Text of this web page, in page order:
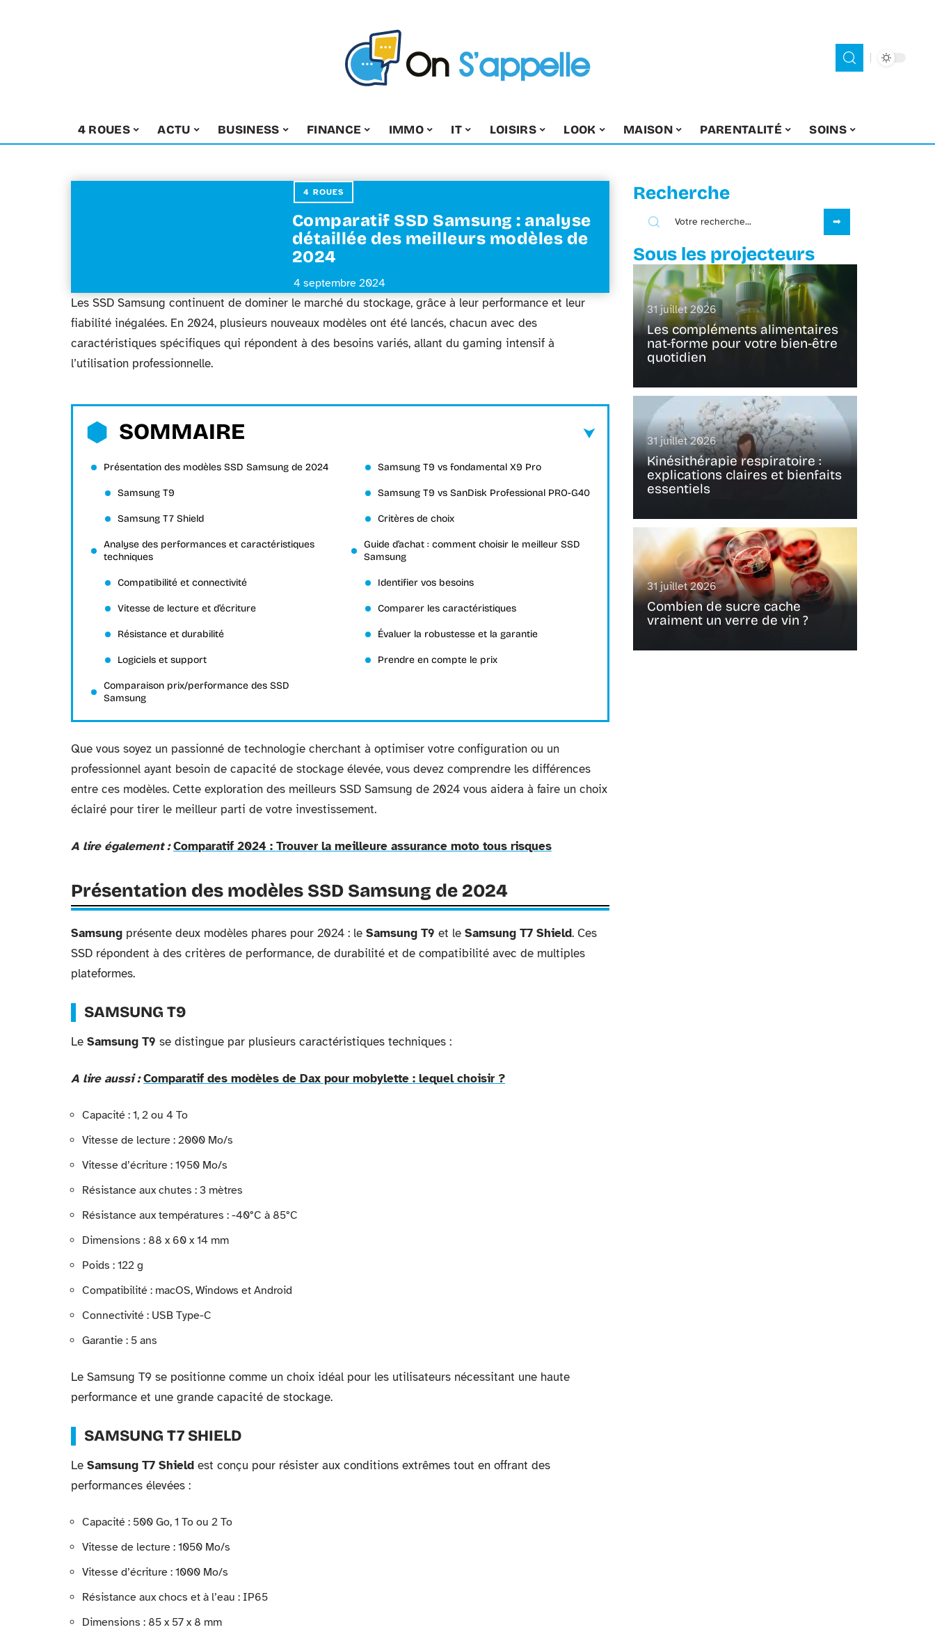
4 ROUES ACTU BUSINESS FINANCE IMMO IT LOISIRS LOOK MAISON PARENTALITÉ SOINS
4 ROUES
Comparatif SSD Samsung : analyse
détaillée des meilleurs modèles de
2024
4 septembre 2024
Les SSD Samsung continuent de dominer le marché du stockage, grâce à leur performance et leur
fiabilité inégalées. En 2024, plusieurs nouveaux modèles ont été lancés, chacun avec des
caractéristiques spécifiques qui répondent à des besoins variés, allant du gaming intensif à
l’utilisation professionnelle.
SOMMAIRE
Présentation des modèles SSD Samsung de 2024
Samsung T9
Samsung T7 Shield
Analyse des performances et caractéristiques
techniques
Compatibilité et connectivité
Vitesse de lecture et d’écriture
Résistance et durabilité
Logiciels et support
Comparaison prix/performance des SSD
Samsung
Samsung T9 vs fondamental X9 Pro
Samsung T9 vs SanDisk Professional PRO-G40
Critères de choix
Guide d’achat : comment choisir le meilleur SSD
Samsung
Identifier vos besoins
Comparer les caractéristiques
Évaluer la robustesse et la garantie
Prendre en compte le prix
Que vous soyez un passionné de technologie cherchant à optimiser votre configuration ou un
professionnel ayant besoin de capacité de stockage élevée, vous devez comprendre les différences
entre ces modèles. Cette exploration des meilleurs SSD Samsung de 2024 vous aidera à faire un choix
éclairé pour tirer le meilleur parti de votre investissement.
A lire également : Comparatif 2024 : Trouver la meilleure assurance moto tous risques
Présentation des modèles SSD Samsung de 2024
Samsung présente deux modèles phares pour 2024 : le Samsung T9 et le Samsung T7 Shield. Ces
SSD répondent à des critères de performance, de durabilité et de compatibilité avec de multiples
plateformes.
SAMSUNG T9
Le Samsung T9 se distingue par plusieurs caractéristiques techniques :
A lire aussi : Comparatif des modèles de Dax pour mobylette : lequel choisir ?
Capacité : 1, 2 ou 4 To
Vitesse de lecture : 2000 Mo/s
Vitesse d’écriture : 1950 Mo/s
Résistance aux chutes : 3 mètres
Résistance aux températures : -40°C à 85°C
Dimensions : 88 x 60 x 14 mm
Poids : 122 g
Compatibilité : macOS, Windows et Android
Connectivité : USB Type-C
Garantie : 5 ans
Le Samsung T9 se positionne comme un choix idéal pour les utilisateurs nécessitant une haute
performance et une grande capacité de stockage.
SAMSUNG T7 SHIELD
Le Samsung T7 Shield est conçu pour résister aux conditions extrêmes tout en offrant des
performances élevées :
Capacité : 500 Go, 1 To ou 2 To
Vitesse de lecture : 1050 Mo/s
Vitesse d’écriture : 1000 Mo/s
Résistance aux chocs et à l’eau : IP65
Dimensions : 85 x 57 x 8 mm
Recherche
Sous les projecteurs
31 juillet 2026
Les compléments alimentaires
nat-forme pour votre bien-être
quotidien
31 juillet 2026
Kinésithérapie respiratoire :
explications claires et bienfaits
essentiels
31 juillet 2026
Combien de sucre cache
vraiment un verre de vin ?